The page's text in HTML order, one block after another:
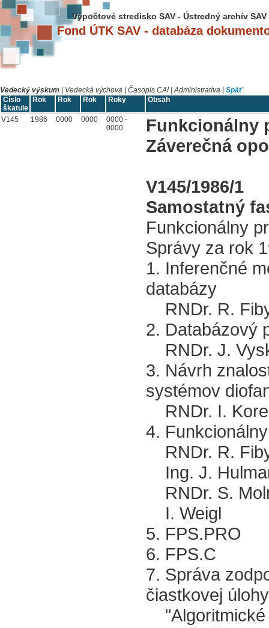
Výpočtové stredisko SAV - Ústredný archív SAV
Fond ÚTK SAV - databáza
Vedecký výskum Vedecká výchova Časopis CAI |Administratíva
Späť
Číslo
škatule
Rok Rok Rok Roky Obsah
V145 1986 0000 0000
0000 -
0000
Funkcionálny
Záverečná
V145/1986/1
Samostatný
Funkcionálny
Správy za rok
1. Inferenčné
databázy
RNDr. R.
2. Databázový
RNDr. J.
3. Návrh
systémov
RNDr. I.
4.
RNDr. R.
Ing. J.
RNDr. S.
I. Weigl
5. FPS.PRO
6. FPS.C
7. Správa
čiastkovej
"Algoritmické